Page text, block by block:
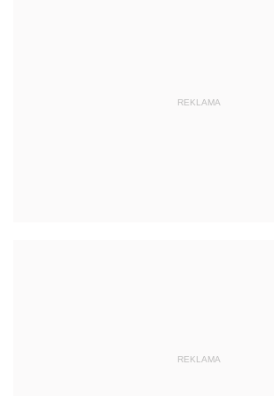
REKLAMA
REKLAMA